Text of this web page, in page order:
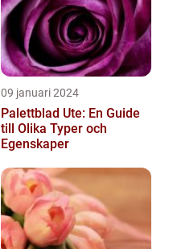
09 januari 2024
Palettblad Ute: En Guide
till Olika Typer och
Egenskaper